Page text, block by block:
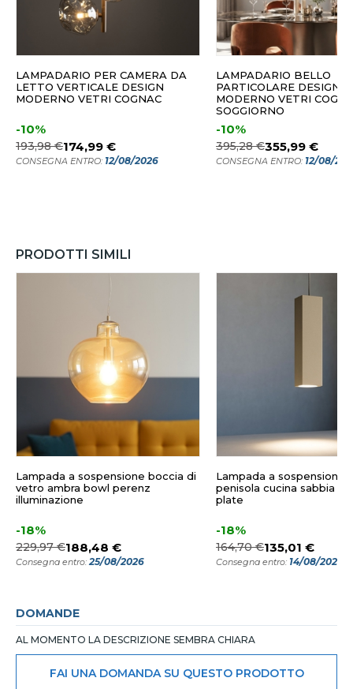
LAMPADARIO PER CAMERA DA
LETTO VERTICALE DESIGN
MODERNO VETRI COGNAC
-10%
193,98 €174,99 €
CONSEGNA ENTRO: 12/08/2026
LAMPADARIO BELLO
PARTICOLARE DESIGN
MODERNO VETRI
SOGGIORNO
-10%
395,28 €355,99 €
CONSEGNA ENTRO: 12/08/
PRODOTTI SIMILI
Lampada a sospensione boccia di
vetro ambra bowl perenz
illuminazione
-18%
229,97 €188,48 €
Consegna entro:25/08/2026
Lampada a sospensione
penisola cucina sabbia
plate
-18%
164,70 €135,01 €
Consegna entro: 14/08/2026
DOMANDE
AL MOMENTO LA DESCRIZIONE SEMBRA CHIARA
FAI UNA DOMANDA SU QUESTO PRODOTTO